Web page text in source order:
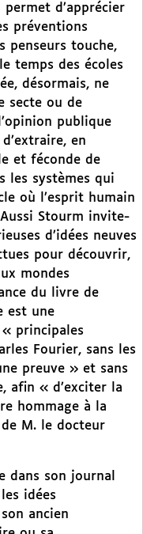
d’apprécier
préventions
penseurs touche,
temps des écoles
désormais, ne
secte ou de
publique
en
et féconde de
les systèmes qui
où l’esprit humain
Stourm invite-
d’idées neuves
pour découvrir,
mondes
du livre de
est une
principales
Fourier, sans les
preuve » et sans
afin « d’exciter la
hommage à la
M. le docteur
dans son journal
idées
ancien